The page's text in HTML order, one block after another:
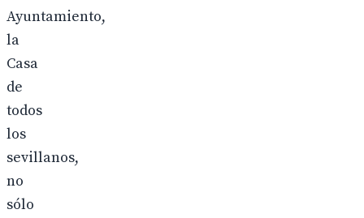
Ayuntamiento,
la
Casa
de
todos
los
sevillanos,
no
sólo